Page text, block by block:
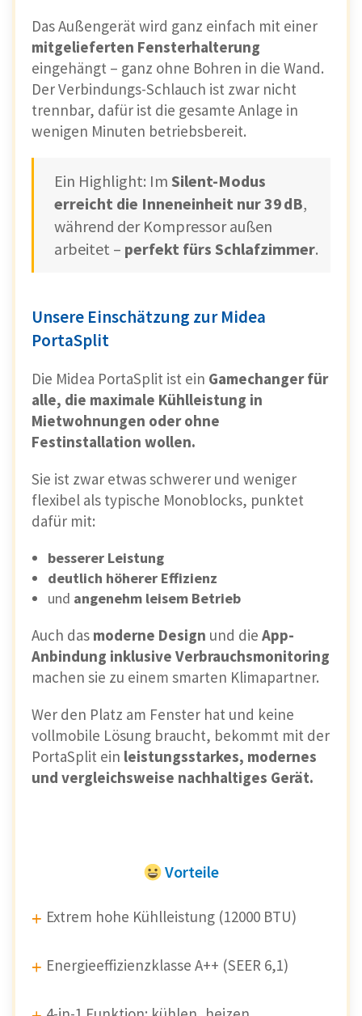
Das Außengerät wird ganz einfach mit einer
mitgelieferten Fensterhalterung
eingehängt – ganz ohne Bohren in die Wand.
Der Verbindungs-Schlauch ist zwar nicht
trennbar, dafür ist die gesamte Anlage in
wenigen Minuten betriebsbereit.
Ein Highlight: Im Silent-Modus
erreicht die Inneneinheit nur 39 dB,
während der Kompressor außen
arbeitet – perfekt fürs Schlafzimmer.
Unsere Einschätzung zur Midea
PortaSplit
Die Midea PortaSplit ist ein Gamechanger für
alle, die maximale Kühlleistung in
Mietwohnungen oder ohne
Festinstallation wollen.
Sie ist zwar etwas schwerer und weniger
flexibel als typische Monoblocks, punktet
dafür mit:
besserer Leistung
deutlich höherer Effizienz
und angenehm leisem Betrieb
Auch das moderne Design und die App-
Anbindung inklusive Verbrauchsmonitoring
machen sie zu einem smarten Klimapartner.
Wer den Platz am Fenster hat und keine
vollmobile Lösung braucht, bekommt mit der
PortaSplit ein leistungsstarkes, modernes
und vergleichsweise nachhaltiges Gerät.
Vorteile
Extrem hohe Kühlleistung (12000 BTU)
Energieeffizienzklasse A++ (SEER 6,1)